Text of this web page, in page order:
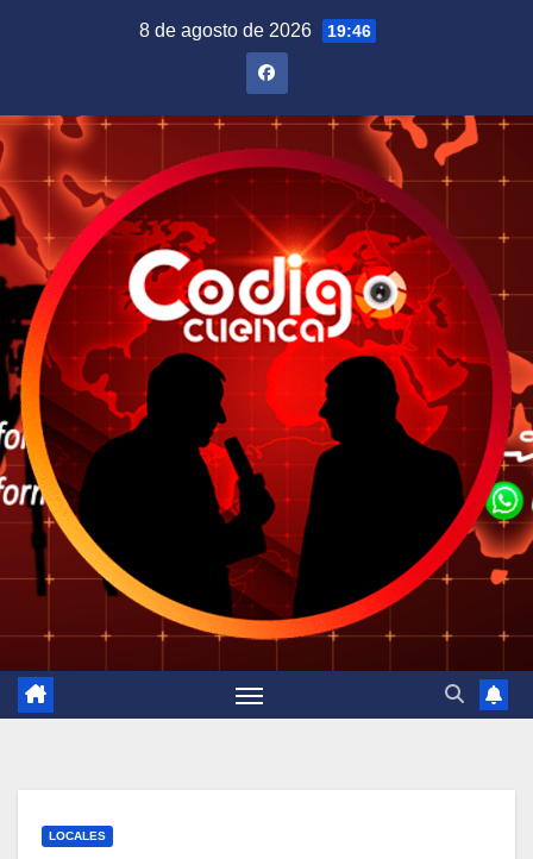
8 de agosto de 2026 19:46
LOCALES